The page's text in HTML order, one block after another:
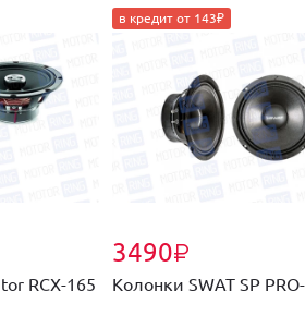
RCX-165
3490₽
в кредит от 143₽
Колонки SWAT SP